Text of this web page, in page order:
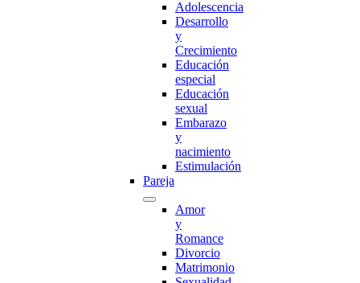
Adolescencia
Desarrollo
y
Crecimiento
Educación
especial
Educación
sexual
Embarazo
y
nacimiento
Estimulación
Pareja
Amor
y
Romance
Divorcio
Matrimonio